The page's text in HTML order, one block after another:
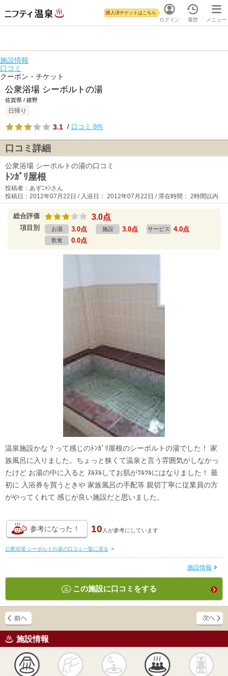
ログイン
購入済チケットはこちら
履歴 メニュー
施設情報
口コミ
クーポン・チケット
公衆浴場 シーボルトの湯
佐賀県 / 嬉野
日帰り
3.1 / 口コミ 8件
口コミ詳細
公衆浴場 シーボルトの湯の口コミ
ﾄﾝｶﾞﾘ屋根
投稿者：あずﾆｬﾝさん
投稿日：2012年07月22日 / 入浴日： 2012年07月22日 / 滞在時間： 2時間以内
総合評価 3.0点
項目別 お湯 3.0点 施設 3.0点 サービス 4.0点
飲食 0.0点
温泉施設かな？って感じのﾄﾝｶﾞﾘ屋根のシーボルトの湯でした！ 家
族風呂に入りました。ちょっと狭くて温泉と言う雰囲気がしなかっ
たけど お湯の中に入ると ﾇﾙﾇﾙしてお肌がﾂﾙﾂﾙにはなりました！ 最
初に 入浴券を買うときや 家族風呂の手配等 親切丁寧に従業員の方
がやってくれて 感じが良い施設だと思いました。
参考になった！ 10 人が参考にしています
公衆浴場 シーボルトの湯の口コミ一覧に戻る >
施設情報
この施設に口コミをする
施設情報
かけ流し 露天風呂 貸切風呂